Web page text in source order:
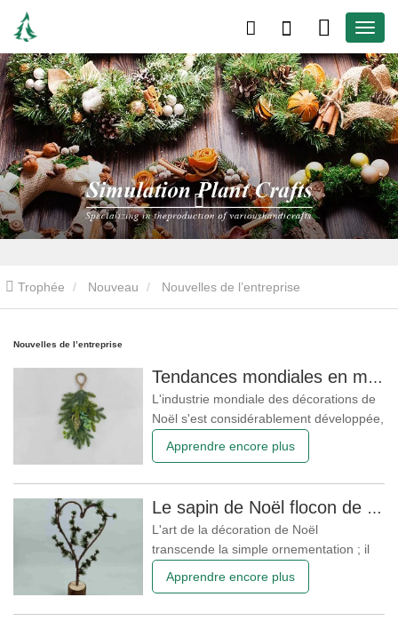
Trophée Nouveau Nouvelles de l’entreprise
Nouvelles de l’entreprise
Tendances mondiales en matière de décoration de Noël et pourquoi Christmas Queen reste leader du marché
L'industrie mondiale des décorations de
Noël s'est considérablement développée,
traditionnels et les sapins artificiels
façonné par l'évolution des préférences
des consommateurs, les
Apprendre encore plus
Le sapin de Noël flocon de neige de la Reine de Noël : sublimer l'élégance festive avec un luxe européen intemporel
L'art de la décoration de Noël
transcende la simple ornementation ; il
raffinement et de l'émotion. Pour ceux
Apprendre encore plus